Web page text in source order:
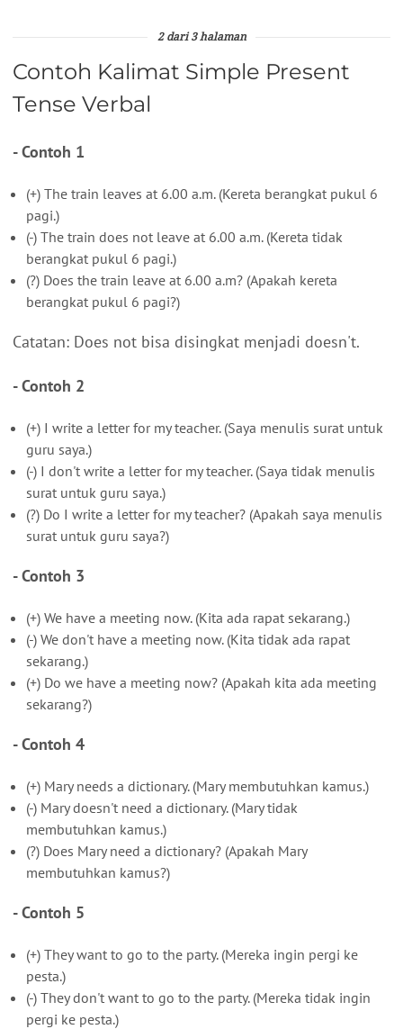
2 dari 3 halaman
Contoh Kalimat Simple Present
Tense Verbal
- Contoh 1
(+) The train leaves at 6.00 a.m. (Kereta berangkat pukul 6
pagi.)
(-) The train does not leave at 6.00 a.m. (Kereta tidak
berangkat pukul 6 pagi.)
(?) Does the train leave at 6.00 a.m? (Apakah kereta
berangkat pukul 6 pagi?)
Catatan: Does not bisa disingkat menjadi doesn't.
- Contoh 2
(+) I write a letter for my teacher. (Saya menulis surat untuk
guru saya.)
(-) I don't write a letter for my teacher. (Saya tidak menulis
surat untuk guru saya.)
(?) Do I write a letter for my teacher? (Apakah saya menulis
surat untuk guru saya?)
- Contoh 3
(+) We have a meeting now. (Kita ada rapat sekarang.)
(-) We don't have a meeting now. (Kita tidak ada rapat
sekarang.)
(+) Do we have a meeting now? (Apakah kita ada meeting
sekarang?)
- Contoh 4
(+) Mary needs a dictionary. (Mary membutuhkan kamus.)
(-) Mary doesn't need a dictionary. (Mary tidak
membutuhkan kamus.)
(?) Does Mary need a dictionary? (Apakah Mary
membutuhkan kamus?)
- Contoh 5
(+) They want to go to the party. (Mereka ingin pergi ke
pesta.)
(-) They don't want to go to the party. (Mereka tidak ingin
pergi ke pesta.)